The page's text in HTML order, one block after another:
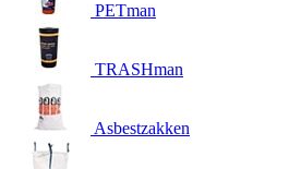
PETman
TRASHman
Asbestzakken